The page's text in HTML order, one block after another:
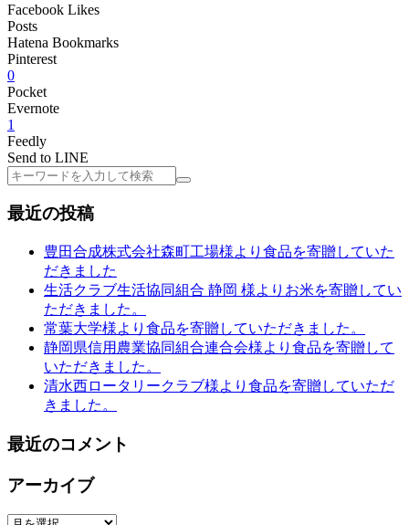
Facebook Likes
Posts
Hatena Bookmarks
Pinterest
0
Pocket
Evernote
1
Feedly
Send to LINE
検
最近の投稿
豊田合成株式会社森町工場様より食品を寄贈していた
だきました
生活クラブ生活協同組合 静岡 様よりお米を寄贈してい
ただきました。
常葉大学様より食品を寄贈していただきました。
静岡県信用農業協同組合連合会様より食品を寄贈して
いただきました。
清水西ロータリークラブ様より食品を寄贈していただ
きました。
最近のコメント
アーカイブ